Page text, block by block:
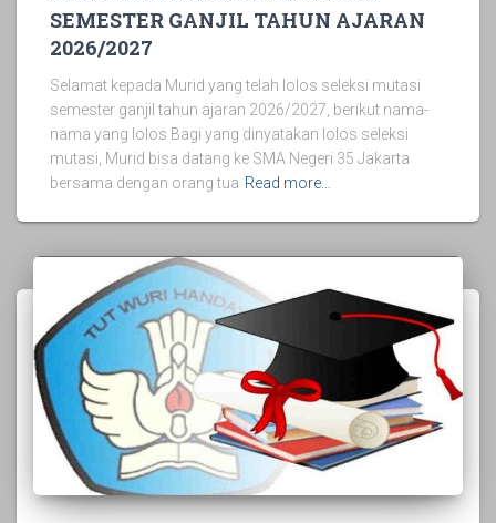
SEMESTER GANJIL TAHUN AJARAN
2026/2027
Selamat kepada Murid yang telah lolos seleksi mutasi
semester ganjil tahun ajaran 2026/2027, berikut nama-
nama yang lolos Bagi yang dinyatakan lolos seleksi
mutasi, Murid bisa datang ke SMA Negeri 35 Jakarta
bersama dengan orang tua Read more…